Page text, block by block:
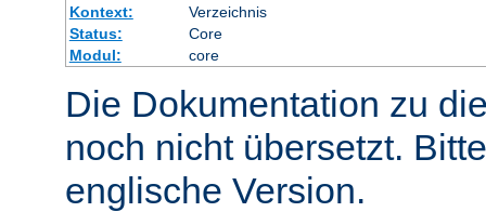
Kontext:
Verzeichnis
Status:
Core
Modul:
core
Die Dokumentation zu
noch nicht übersetzt.
englische Version.